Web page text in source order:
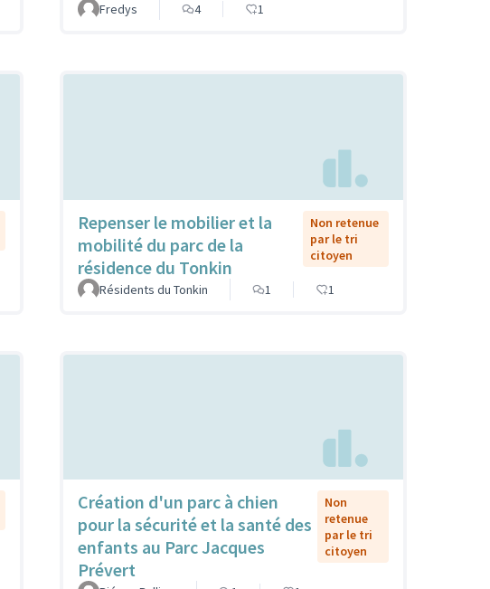
Fredys 4 1
Repenser le mobilier et la
mobilité du parc de la
résidence du Tonkin
Non retenue
par le tri
citoyen
Résidents du Tonkin 1 1
Création d'un parc à chien
pour la sécurité et la santé des
enfants au Parc Jacques
Prévert
Non
retenue
par le tri
citoyen